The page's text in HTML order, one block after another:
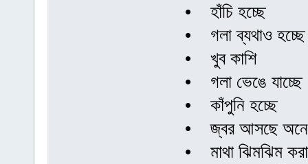
• হাঁচি হচ্ছে
• গলা ব্যথাও হচ্ছে
• খুব কাশি
• গলা ভেঙে যাচ্ছে
• কাঁপুনি হচ্ছে
• জ্বর আসছে
• মাথা ঝিমঝিম